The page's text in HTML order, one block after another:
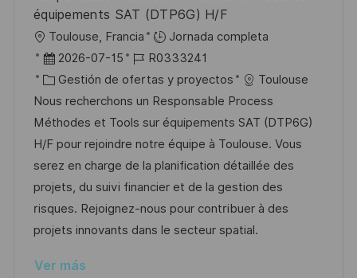
u
b
i
e
í
a
équipements SAT (DTP6G) H/F
U
b
c
a
c
i
ó
n
Toulouse, Francia
Jornada completa
F
e
c
h
a
d
e
p
u
l
2026-07-15
I
D
d
e
e
m
p
l
e
R0333241
C
a
t
e
g
o
r
í
Gestión de ofertas y proyectos
Toulouse
Nous recherchons un Responsable Process
Méthodes et Tools sur équipements SAT (DTP6G)
H/F pour rejoindre notre équipe à Toulouse. Vous
serez en charge de la planification détaillée des
projets, du suivi financier et de la gestion des
risques. Rejoignez-nous pour contribuer à des
projets innovants dans le secteur spatial.
Ver más